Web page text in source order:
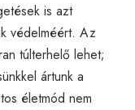
is azt
védelméért. Az
túlterhelő lehet;
ártunk a
életmód nem